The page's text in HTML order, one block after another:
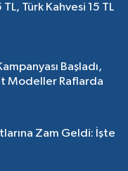
TL, Türk Kahvesi 15 TL
Başladı,
Modeller Raflarda
Zam Geldi: İşte